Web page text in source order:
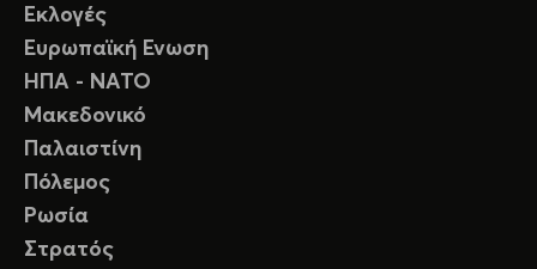
Εκλογές
Ευρωπαϊκή Ενωση
ΗΠΑ - ΝΑΤΟ
Μακεδονικό
Παλαιστίνη
Πόλεμος
Ρωσία
Στρατός